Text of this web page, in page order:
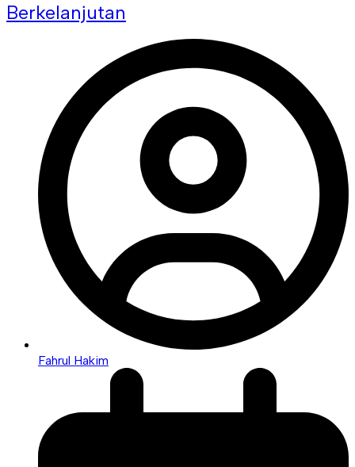
Berkelanjutan
Fahrul Hakim